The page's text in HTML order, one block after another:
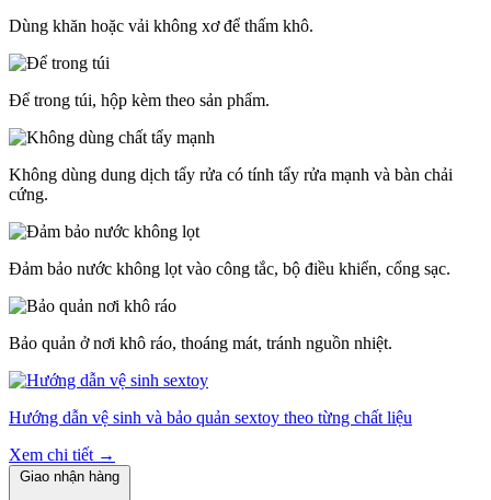
Dùng khăn hoặc vải không xơ để thấm khô.
Để trong túi, hộp kèm theo sản phẩm.
Không dùng dung dịch tẩy rửa có tính tẩy rửa mạnh và bàn chải
cứng.
Đảm bảo nước không lọt vào công tắc, bộ điều khiển, cổng sạc.
Bảo quản ở nơi khô ráo, thoáng mát, tránh nguồn nhiệt.
Hướng dẫn vệ sinh và bảo quản sextoy theo từng chất liệu
Xem chi tiết →
Giao nhận hàng